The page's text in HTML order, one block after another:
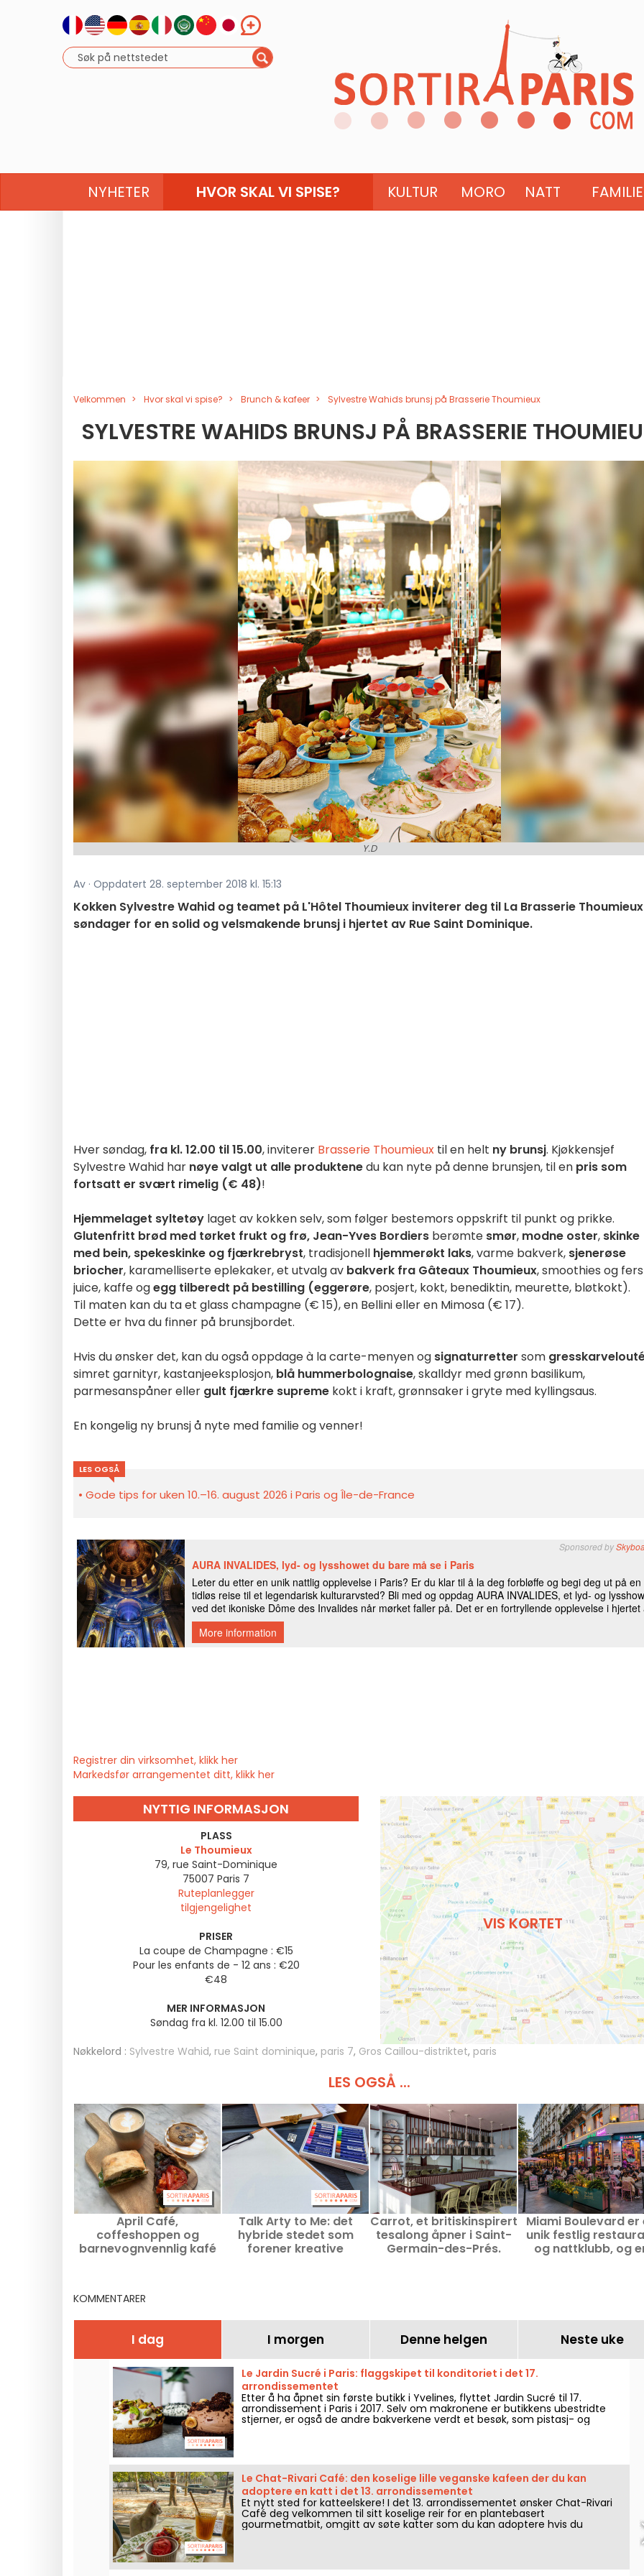
NYHETER HVOR SKAL VI SPISE? KULTUR MORO NATT FAMILIE
Velkommen Hvor skal vi spise? Brunch & kafeer Sylvestre Wahids brunsj på Brasserie Thoumieux
SYLVESTRE WAHIDS BRUNSJ PÅ BRASSERIE
Y.D
Av · Oppdatert 28. september 2018 kl. 15:13
Kokken Sylvestre Wahid og teamet på L'Hôtel Thoumieux inviterer deg til La Brasserie
søndager for en solid og velsmakende brunsj i hjertet av Rue Saint Dominique.
Hver søndag, fra kl. 12.00 til 15.00, inviterer Brasserie Thoumieux til en helt ny brunsj. Kjøkkensjef
Sylvestre Wahid har nøye valgt ut alle produktenedu kan nyte på denne brunsjen, til en pris som
fortsatt er svært rimelig (€ 48)!
Hjemmelaget syltetøy laget av kokken selv, som følger bestemors oppskrift til punkt og prikke.
Glutenfritt brød med tørket frukt og frø, Jean-Yves Bordiers berømte smør, modne oster, skinke
med bein, spekeskinke og fjærkrebryst, tradisjonell hjemmerøkt laks, varme bakverk, sjenerøse
briocher, karamelliserte eplekaker, et utvalg av bakverk fra Gâteaux Thoumieux, smoothies og
juice, kaffe ogegg tilberedt på bestilling (eggerøre, posjert, kokt, benediktin, meurette, bløtkokt).
Til maten kan du ta et glass champagne (€ 15), en Bellini eller en Mimosa (€ 17).
Dette er hva du finner på brunsjbordet.
Hvis du ønsker det, kan du også oppdage à la carte-menyen og signaturretter som
simret garnityr, kastanjeeksplosjon, blå hummerbolognaise, skalldyr med grønn basilikum,
parmesanspåner eller gult fjærkre supreme kokt i kraft, grønnsaker i gryte med kyllingsaus.
En kongelig ny brunsj å nyte med familie og venner!
LES OGSÅ
Gode tips for uken 10.–16. august 2026 i Paris og Île-de-France
Registrer din virksomhet, klikk her
Markedsfør arrangementet ditt, klikk her
NYTTIG INFORMASJON
PLASS
Le Thoumieux
79, rue Saint-Dominique
75007 Paris 7
Ruteplanlegger
tilgjengelighet
PRISER
La coupe de Champagne : €15
Pour les enfants de - 12 ans : €20
€48
MER INFORMASJON
Søndag fra kl. 12.00 til 15.00
VIS KORTET
Nøkkelord : Sylvestre Wahid, rue Saint dominique, paris 7, Gros Caillou-distriktet, paris
LES OGSÅ ...
April Café,
coffeshoppen og
barnevognvennlig kafé
arrondissement.
Talk Arty to Me: det
hybride stedet som
forener kreative
Carrot, et britiskinspirert
tesalong åpner i Saint-
Germain-des-Prés.
Miami Boulevard er
unik festlig
og nattklubb, og
KOMMENTARER
I dag I morgen Denne helgen Neste uke
Le Jardin Sucré i Paris: flaggskipet til konditoriet i det 17.
arrondissementet
Etter å ha åpnet sin første butikk i Yvelines, flyttet Jardin Sucré til 17.
arrondissement i Paris i 2017. Selv om makronene er butikkens ubestridte
stjerner, er også de andre bakverkene verdt et besøk, som pistasj- og
Le Chat-Rivari Café: den koselige lille veganske kafeen der du kan
adoptere en katt i det 13. arrondissementet
Et nytt sted for katteelskere! I det 13. arrondissementet ønsker Chat-Rivari
Café deg velkommen til sitt koselige reir for en plantebasert
gourmetmatbit, omgitt av søte katter som du kan adoptere hvis du